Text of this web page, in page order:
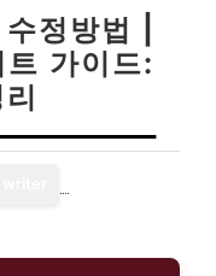
정방법 |
가이드: